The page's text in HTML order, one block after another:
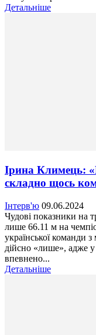
Детальніше
Ірина Климець:
складно щось
Інтерв'ю 09.06.2024
Чудові показники на
лише 66.11 м на
української команди
дійсно «лише», адже у
впевнено...
Детальніше